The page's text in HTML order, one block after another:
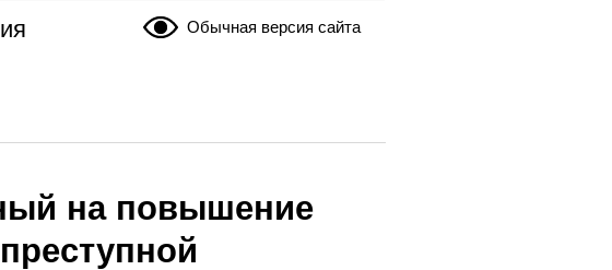
Обычная версия сайта
на повышение